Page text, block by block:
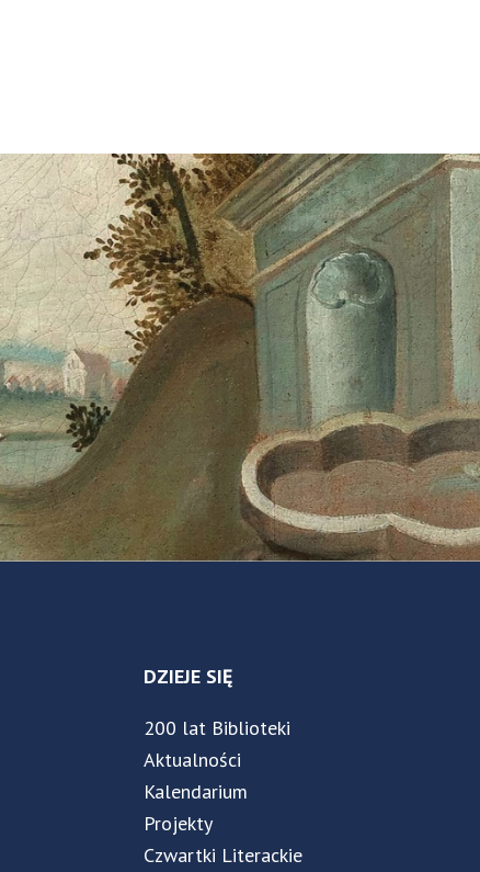
DZIEJE SIĘ
200 lat Biblioteki
Aktualności
Kalendarium
Projekty
Czwartki Literackie